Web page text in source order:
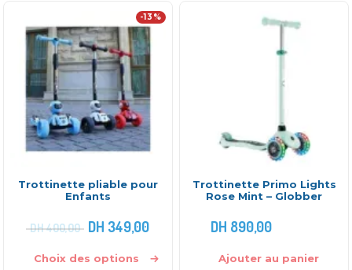
-13%
Trottinette pliable pour
Enfants
DH400,00 DH 349,00
Choix des options
Trottinette Primo Lights
Rose Mint – Globber
DH 890,00
Ajouter au panier